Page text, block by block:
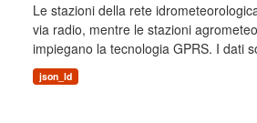
Le stazioni della rete
via radio, mentre le stazioni
impiegano la tecnologia GPRS. I dati
json_ld